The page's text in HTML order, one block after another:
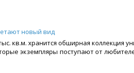
новый вид
кв.м. хранится обширная коллекция
экземпляры поступают от